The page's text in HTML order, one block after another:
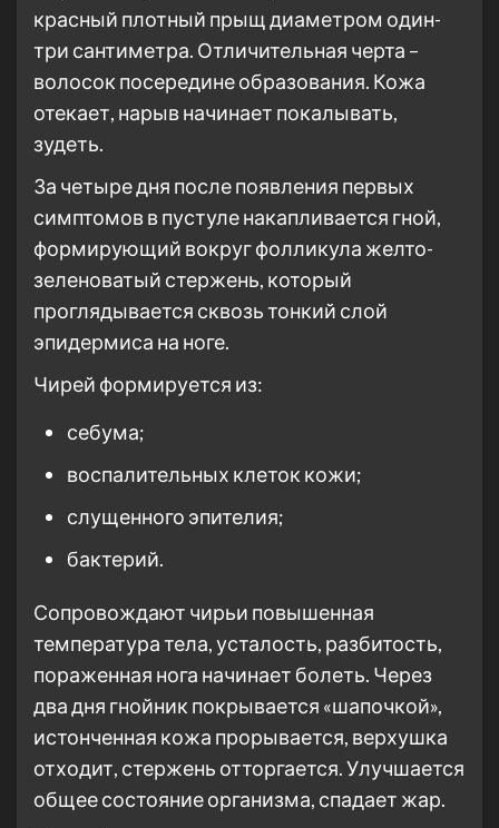
красный плотный прыщ диаметром один-
три сантиметра. Отличительная черта –
волосок посередине образования. Кожа
отекает, нарыв начинает покалывать,
зудеть.
За четыре дня после появления первых
симптомов в пустуле накапливается гной,
формирующий вокруг фолликула желто-
зеленоватый стержень, который
проглядывается сквозь тонкий слой
эпидермиса на ноге.
Чирей формируется из:
себума;
воспалительных клеток кожи;
слущенного эпителия;
бактерий.
Сопровождают чирьи повышенная
температура тела, усталость, разбитость,
пораженная нога начинает болеть. Через
два дня гнойник покрывается «шапочкой»,
истонченная кожа прорывается, верхушка
отходит, стержень отторгается. Улучшается
общее состояние организма, спадает жар.